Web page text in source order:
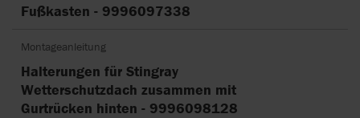
Fußkasten - 9996097338
Montageanleitung
Halterungen für Stingray
Wetterschutzdach zusammen mit
Gurtrücken hinten - 9996098128